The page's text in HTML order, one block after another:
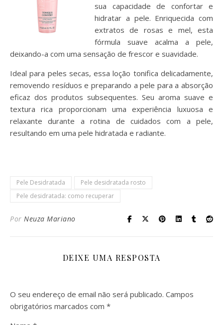
sua capacidade de confortar e
hidratar a pele. Enriquecida com
extratos de rosas e mel, esta
fórmula suave acalma a pele,
deixando-a com uma sensação de frescor e suavidade.
Ideal para peles secas, essa loção tonifica delicadamente,
removendo resíduos e preparando a pele para a absorção
eficaz dos produtos subsequentes. Seu aroma suave e
textura rica proporcionam uma experiência luxuosa e
relaxante durante a rotina de cuidados com a pele,
resultando em uma pele hidratada e radiante.
Pele Desidratada
Pele desidratada rosto
Pele desidratada: como recuperar
Por Neuza Mariano
DEIXE UMA RESPOSTA
O seu endereço de email não será publicado. Campos
obrigatórios marcados com *